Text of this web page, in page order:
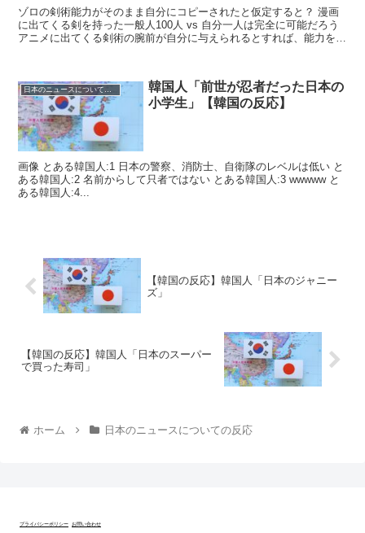
ゾロの剣術能力がそのまま自分にコピーされたと仮定すると？ 漫画
に出てくる剣を持った一般人100人 vs 自分一人は完全に可能だろう
アニメに出てくる剣術の腕前が自分に与えられるとすれば、能力を最
韓国人「前世が忍者だった日本の
小学生」【韓国の反応】
画像 とある韓国人:1 日本の警察、消防士、自衛隊のレベルは低い と
ある韓国人:2 名前からして只者ではない とある韓国人:3 wwwww と
ある韓国人:4...
【韓国の反応】韓国人「日本のジャニー
ズ」
【韓国の反応】韓国人「日本のスーパー
で買った寿司」
ホーム 日本のニュースについての反応
プライバシーポリシー お問い合わせ